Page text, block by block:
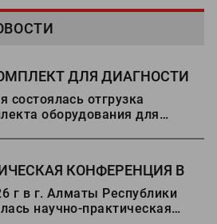
ДЛЯ ДИАГНОСТИ
состоялась отгрузка
оборудования для
КОНФЕРЕНЦИЯ В
г в г. Алматы Республики
научно-практическая